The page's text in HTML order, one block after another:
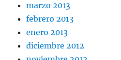
marzo 2013
febrero 2013
enero 2013
diciembre 2012